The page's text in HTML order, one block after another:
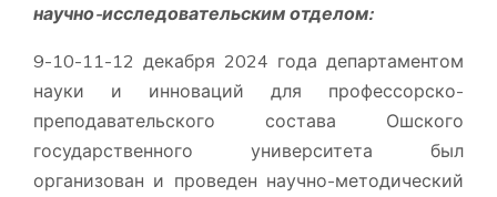
научно-исследовательским отделом:
9-10-11-12 декабря 2024 года департаментом
науки и инноваций для профессорско-
преподавательского состава Ошского
государственного университета был
организован и проведен научно-методический